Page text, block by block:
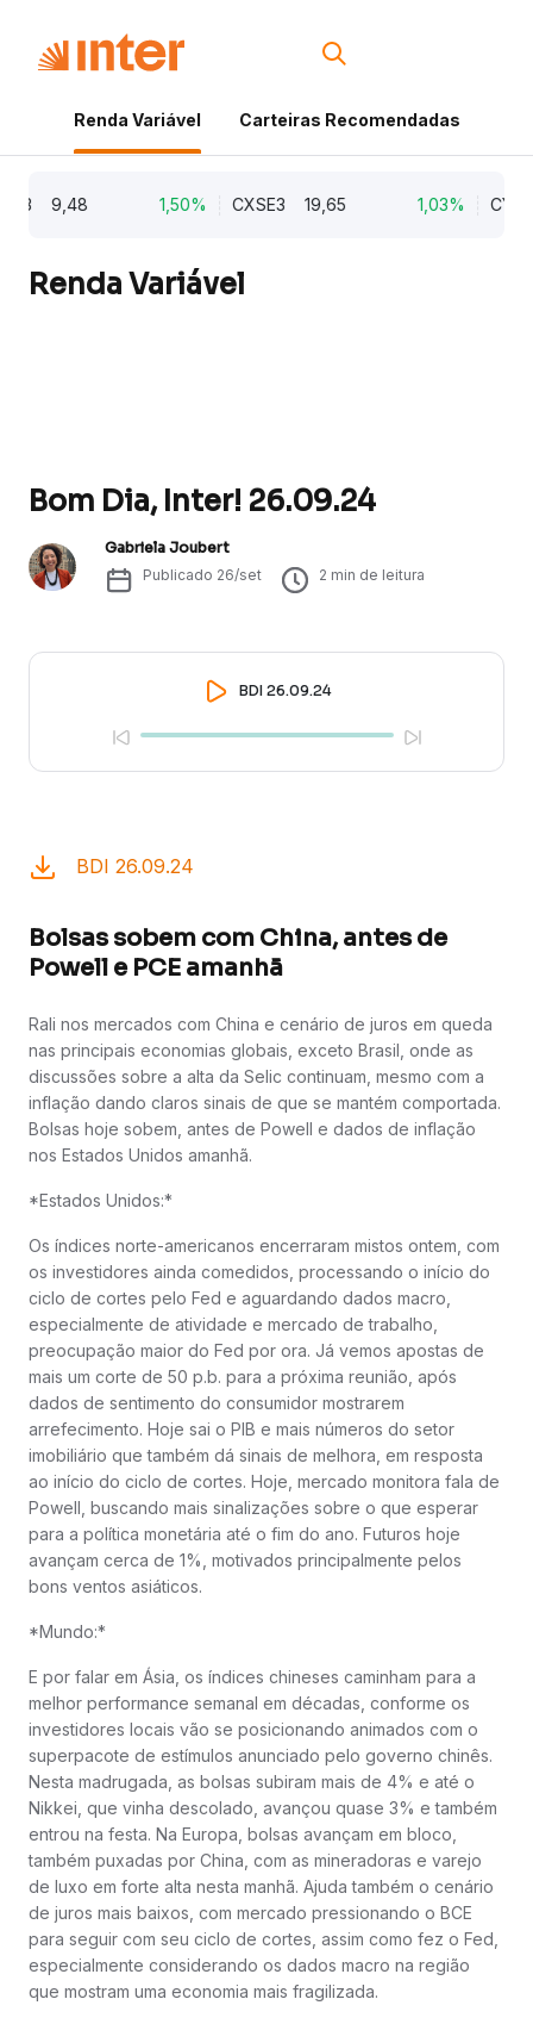
Renda Variável Carteiras Recomendadas
9,48 1,50% CXSE3 19,65 1,03% CYRE3
Renda Variável
Bom Dia, Inter! 26.09.24
Gabriela Joubert
Publicado 26/set 2 min de leitura
BDI 26.09.24
BDI 26.09.24
Bolsas sobem com China, antes de
Powell e PCE amanhã
Rali nos mercados com China e cenário de juros em queda
nas principais economias globais, exceto Brasil, onde as
discussões sobre a alta da Selic continuam, mesmo com a
inflação dando claros sinais de que se mantém comportada.
Bolsas hoje sobem, antes de Powell e dados de inflação
nos Estados Unidos amanhã.
*Estados Unidos:*
Os índices norte-americanos encerraram mistos ontem, com
os investidores ainda comedidos, processando o início do
ciclo de cortes pelo Fed e aguardando dados macro,
especialmente de atividade e mercado de trabalho,
preocupação maior do Fed por ora. Já vemos apostas de
mais um corte de 50 p.b. para a próxima reunião, após
dados de sentimento do consumidor mostrarem
arrefecimento. Hoje sai o PIB e mais números do setor
imobiliário que também dá sinais de melhora, em resposta
ao início do ciclo de cortes. Hoje, mercado monitora fala de
Powell, buscando mais sinalizações sobre o que esperar
para a política monetária até o fim do ano. Futuros hoje
avançam cerca de 1%, motivados principalmente pelos
bons ventos asiáticos.
*Mundo:*
E por falar em Ásia, os índices chineses caminham para a
melhor performance semanal em décadas, conforme os
investidores locais vão se posicionando animados com o
superpacote de estímulos anunciado pelo governo chinês.
Nesta madrugada, as bolsas subiram mais de 4% e até o
Nikkei, que vinha descolado, avançou quase 3% e também
entrou na festa. Na Europa, bolsas avançam em bloco,
também puxadas por China, com as mineradoras e varejo
de luxo em forte alta nesta manhã. Ajuda também o cenário
de juros mais baixos, com mercado pressionando o BCE
para seguir com seu ciclo de cortes, assim como fez o Fed,
especialmente considerando os dados macro na região
que mostram uma economia mais fragilizada.